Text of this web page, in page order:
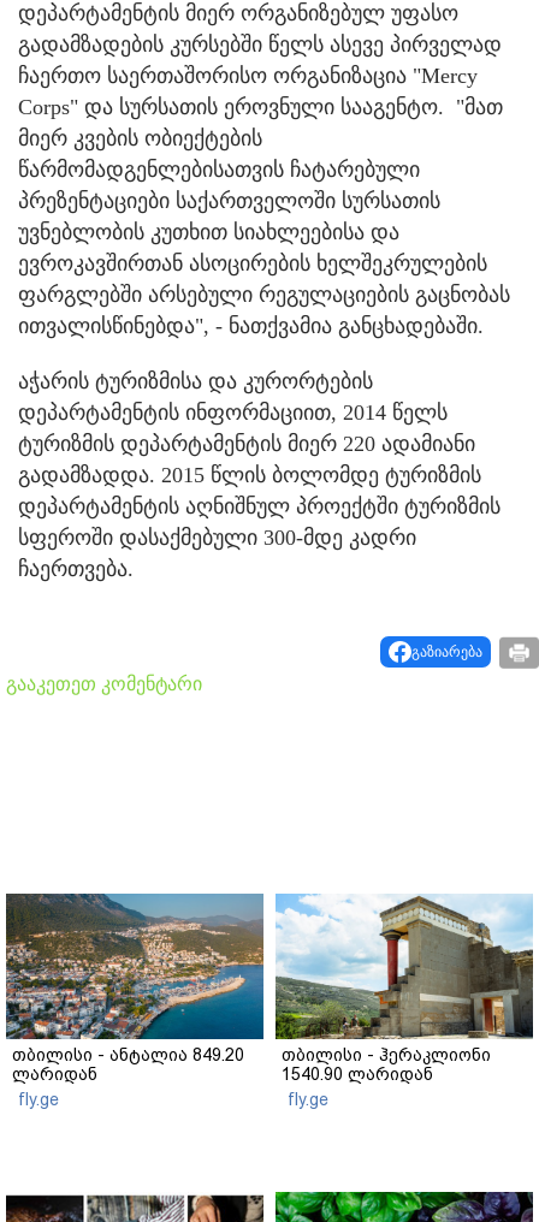
დეპარტამენტის მიერ ორგანიზებულ უფასო
გადამზადების კურსებში წელს ასევე პირველად
ჩაერთო საერთაშორისო ორგანიზაცია "Mercy
Corps" და სურსათის ეროვნული სააგენტო. "მათ
მიერ კვების ობიექტების
წარმომადგენლებისათვის ჩატარებული
პრეზენტაციები საქართველოში სურსათის
უვნებლობის კუთხით სიახლეებისა და
ევროკავშირთან ასოცირების ხელშეკრულების
ფარგლებში არსებული რეგულაციების გაცნობას
ითვალისწინებდა", - ნათქვამია განცხადებაში.
აჭარის ტურიზმისა და კურორტების
დეპარტამენტის ინფორმაციით, 2014 წელს
ტურიზმის დეპარტამენტის მიერ 220 ადამიანი
გადამზადდა. 2015 წლის ბოლომდე ტურიზმის
დეპარტამენტის აღნიშნულ პროექტში ტურიზმის
სფეროში დასაქმებული 300-მდე კადრი
ჩაერთვება.
გაზიარება
გააკეთეთ კომენტარი
თბილისი - ანტალია 849.20
ლარიდან
fly.ge
თბილისი - ჰერაკლიონი
1540.90 ლარიდან
fly.ge